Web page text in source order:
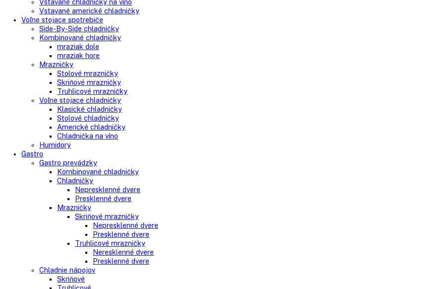
Vstavané spotrebiče
Vstavané kombinované chladničky
Vstavané chladničky
Vstavané mrazničky
Vstavané chladničky na víno
Vstavané americké chladničky
Voľne stojace spotrebiče
Side-By-Side chladničky
Kombinované chladničky
mraziak dole
mraziak hore
Mrazničky
Stolové mrazničky
Skriňové mrazničky
Truhlicové mrazničky
Klasické chladničky
Stolové chladničky
Americké chladničky
Chladnička na víno
Humidory
Gastro prevádzky
Kombinované chladničky
Chladničky
Nepresklenné dvere
Presklenné dvere
Mrazničky
Skriňové mrazničky